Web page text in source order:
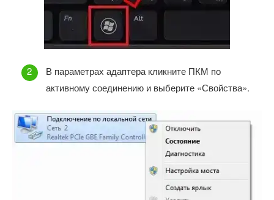
В параметрах адаптера кликните ПКМ по
активному соединению и выберите «Свойства».